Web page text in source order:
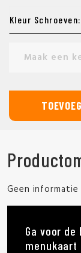
Kleur Schroeven:
Maak een
Geen
Ga voor
menukaart